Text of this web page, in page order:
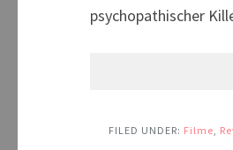
psychopathischer
FILED UNDER: Filme,